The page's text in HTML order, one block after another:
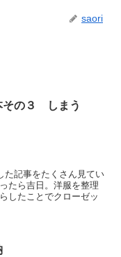
saori
その３ しまう
た記事をたくさん見てい
たら吉日。洋服を整理
したことでクローゼッ